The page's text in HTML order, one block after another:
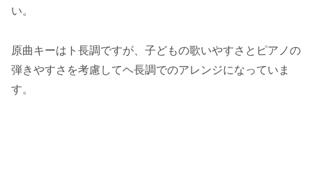
い。
原曲キーはト長調ですが、子どもの歌いやすさとピアノの
弾きやすさを考慮してヘ長調でのアレンジになっていま
す。